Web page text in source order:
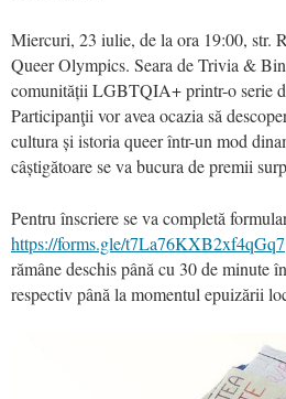
Miercuri, 23 iulie, de la ora 19:00, str.
Queer Olympics. Seara de Trivia &
comunității LGBTQIA+ printr-o serie
Participanţii vor avea ocazia să
cultura și istoria queer într-un mod
câștigătoare se va bucura de premii
Pentru înscriere se va completă
https://forms.gle/t7La76KXB2xf4qGq7
rămâne deschis până cu 30 de minute
respectiv până la momentul epuizării